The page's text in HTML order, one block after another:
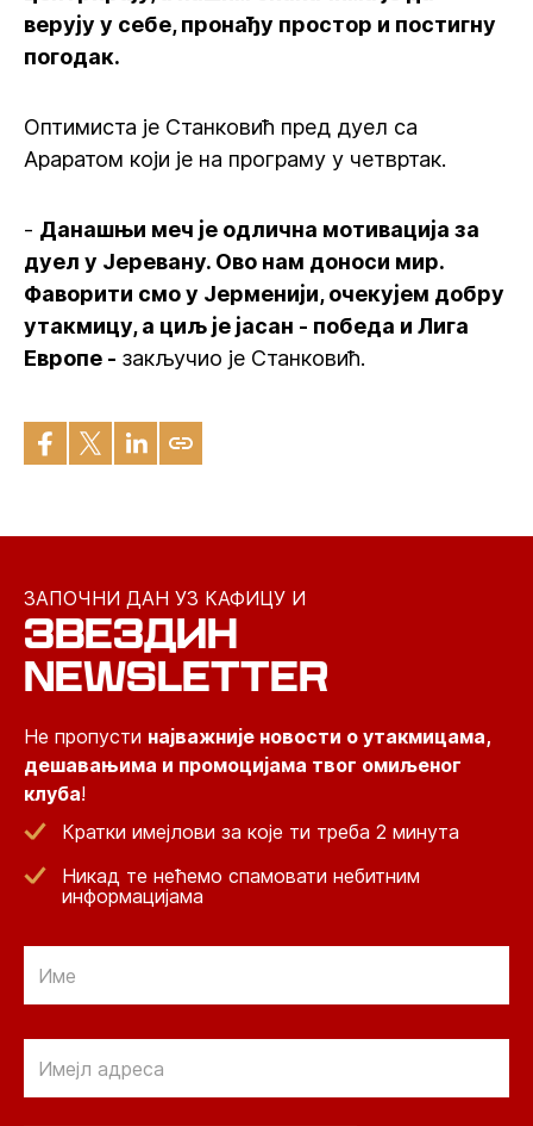
верују у себе, пронађу простор и постигну
погодак.
Оптимиста је Станковић пред дуел са
Араратом који је на програму у четвртак.
- Данашњи меч је одлична мотивација за
дуел у Јеревану. Ово нам доноси мир.
Фаворити смо у Јерменији, очекујем добру
утакмицу, а циљ је јасан - победа и Лига
Европе - закључио је Станковић.
ЗАПОЧНИ ДАН УЗ КАФИЦУ И
ЗВЕЗДИН
NEWSLETTER
Не пропусти најважније новости о утакмицама,
дешавањима и промоцијама твог омиљеног
клуба!
Кратки имејлови за које ти треба 2 минута
Никад те нећемо спамовати небитним
информацијама